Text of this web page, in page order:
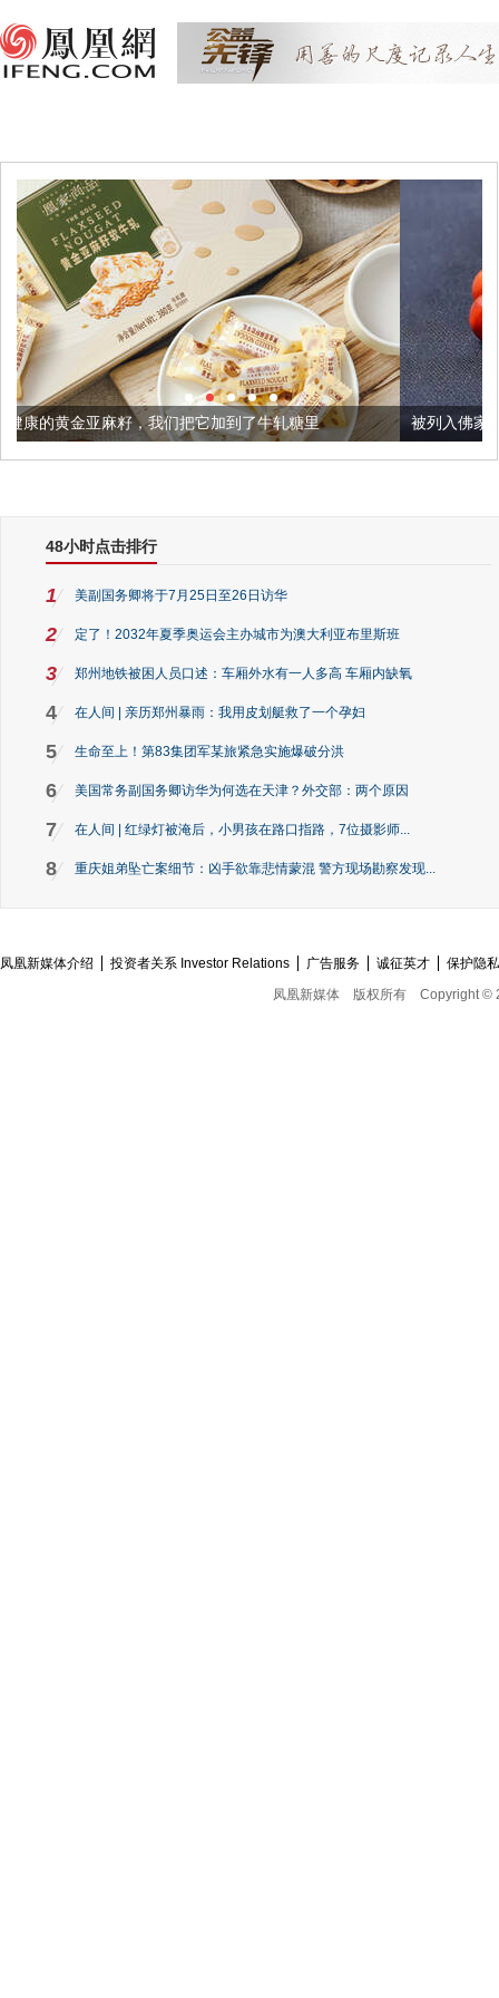
，我们把它加到了牛轧糖里 被列入佛家七宝的它到底有
48小时点击排行
1 美副国务卿将于7月25日至26日访华
2 定了！2032年夏季奥运会主办城市为澳大利亚布里斯班
3 郑州地铁被困人员口述：车厢外水有一人多高 车厢内缺氧
4 在人间 | 亲历郑州暴雨：我用皮划艇救了一个孕妇
5 生命至上！第83集团军某旅紧急实施爆破分洪
6 美国常务副国务卿访华为何选在天津？外交部：两个原因
7 在人间 | 红绿灯被淹后，小男孩在路口指路，7位摄影师...
8 重庆姐弟坠亡案细节：凶手欲靠悲情蒙混 警方现场勘察发现...
凤凰新媒体介绍 投资者关系 Investor Relations 广告服务 诚征英才
保护隐
凤凰新媒体
版权所有 Copyright ©